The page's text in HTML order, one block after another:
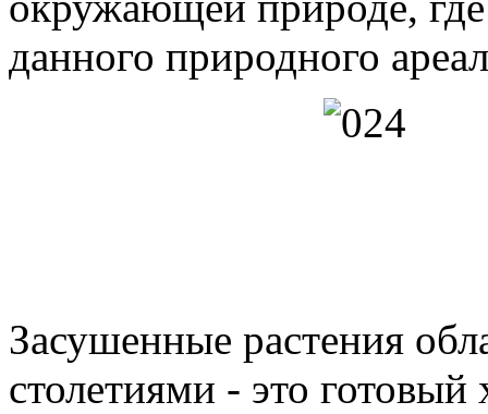
данного природного
Засушенные растения
столетиями - это